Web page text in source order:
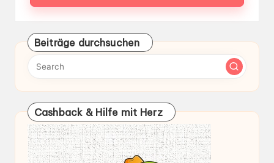
Beiträge durchsuchen
Cashback & Hilfe mit Herz